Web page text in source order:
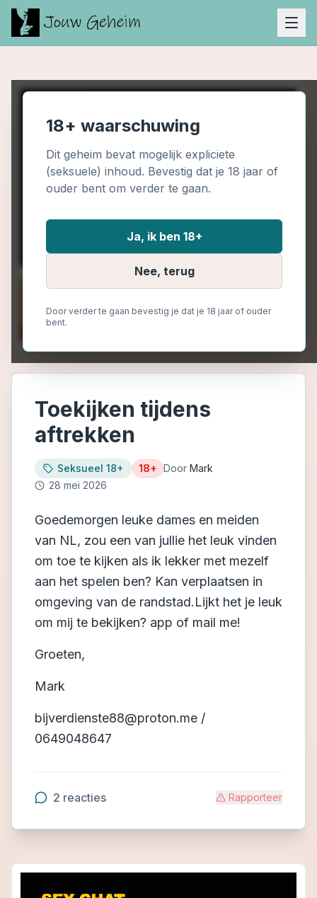
18+ waarschuwing
Dit geheim bevat mogelijk expliciete
(seksuele) inhoud. Bevestig dat je 18 jaar of
ouder bent om verder te gaan.
Ja, ik ben 18+
Nee, terug
Door verder te gaan bevestig je dat je 18 jaar of ouder
bent.
Toekijken tijdens
aftrekken
Seksueel 18+ 18+ Door Mark
28 mei 2026
Goedemorgen leuke dames en meiden
van NL, zou een van jullie het leuk vinden
om toe te kijken als ik lekker met mezelf
aan het spelen ben? Kan verplaatsen in
omgeving van de randstad.Lijkt het je leuk
om mij te bekijken? app of mail me!
Groeten,
Mark
bijverdienste88@proton.me /
0649048647
2 reacties Rapporteer